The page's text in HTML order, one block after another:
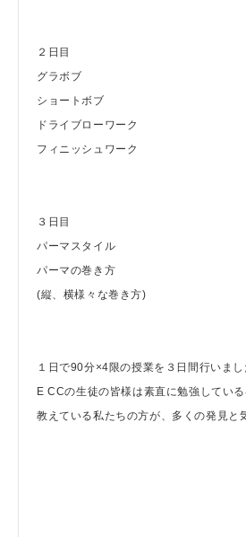
２日目
グラボブ
ショートボブ
ドライブローワーク
フィニッシュワーク
３日目
パーマスタイル
パーマの巻き方
(縦、横様々な巻き方)
１日で90分×4限の授業を３日間行いまし
E CCの生徒の皆様は素直に勉強してい
教えている私たちの方が、多くの発見と